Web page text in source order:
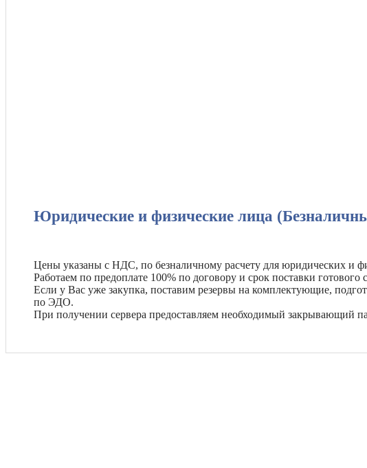
Юридические и физические лица
Цены указаны с НДС, по безналичному расчету для юридических и
Работаем по предоплате 100% по договору и срок поставки готового
Если у Вас уже закупка, поставим резервы на комплектующие,
по ЭДО.
При получении сервера предоставляем необходимый закрывающий